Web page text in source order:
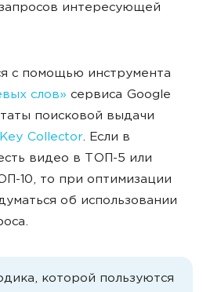
интересующей
с помощью инструмента
слов» сервиса Google
поисковой выдачи
Key Collector. Если в
видео в ТОП-5 или
10, то при оптимизации
об использовании
которой пользуются